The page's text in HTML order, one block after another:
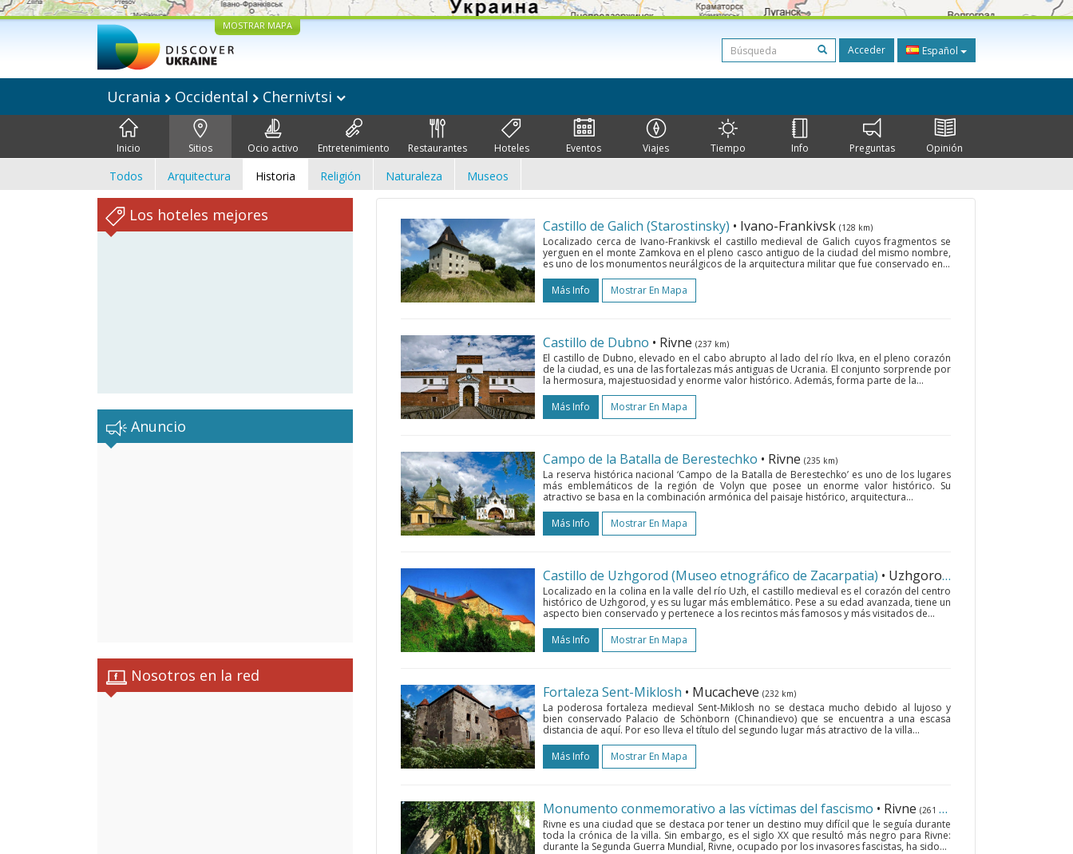
MOSTRAR MAPA
Acceder Español
Ucrania Occidental Chernivtsi
Inicio Sitios Ocio activo Entretenimiento Restaurantes Hoteles Eventos Viajes Tiempo Info Preguntas Opinión
Todos Arquitectura Historia Religión Naturaleza Museos
Los hoteles mejores
Anuncio
Nosotros en la red
Castillo de Galich (Starostinsky) • Ivano-Frankivsk (128 km)
Localizado cerca de Ivano-Frankivsk el castillo medieval de Galich cuyos fragmentos se
yerguen en el monte Zamkova en el pleno casco antiguo de la ciudad del mismo nombre,
es uno de los monumentos neurálgicos de la arquitectura militar que fue conservado en...
Más Info
Mostrar En Mapa
Castillo de Dubno • Rivne (237 km)
El castillo de Dubno, elevado en el cabo abrupto al lado del río Ikva, en el pleno corazón
de la ciudad, es una de las fortalezas más antiguas de Ucrania. El conjunto sorprende por
la hermosura, majestuosidad y enorme valor histórico. Además, forma parte de la...
Más Info
Mostrar En Mapa
Campo de la Batalla de Berestechko • Rivne (235 km)
La reserva histórica nacional ‘Campo de la Batalla de Berestechko’ es uno de los lugares
más emblemáticos de la región de Volyn que posee un enorme valor histórico. Su
atractivo se basa en la combinación armónica del paisaje histórico, arquitectura...
Más Info
Mostrar En Mapa
Сastillo de Uzhgorod (Museo etnográfico de Zacarpatia) • Uzhgorod
Localizado en la colina en la valle del río Uzh, el castillo medieval es el corazón del centro
histórico de Uzhgorod, y es su lugar más emblemático. Pese a su edad avanzada, tiene un
aspecto bien conservado y pertenece a los recintos más famosos y más visitados de...
Más Info
Mostrar En Mapa
Fortaleza Sent-Miklosh • Mucacheve (232 km)
La poderosa fortaleza medieval Sent-Miklosh no se destaca mucho debido al lujoso y
bien conservado Palacio de Schönborn (Chinandievo) que se encuentra a una escasa
distancia de aquí. Por eso lleva el título del segundo lugar más atractivo de la villa...
Más Info
Mostrar En Mapa
Monumento conmemorativo a las víctimas del fascismo • Rivne (261 km)
Rivne es una ciudad que se destaca por tener un destino muy difícil que le seguía durante
toda la crónica de la villa. Sin embargo, es el siglo XX que resultó más negro para Rivne:
durante la Segunda Guerra Mundial, Rivne, ocupado por los invasores fascistas, ha sido...